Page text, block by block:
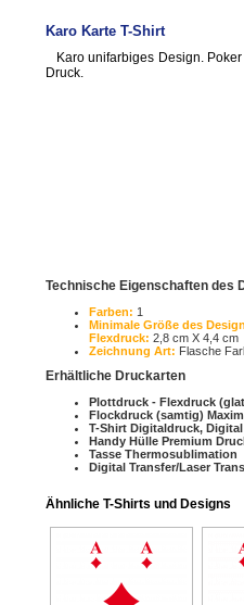
Karo Karte T-Shirt
Karo unifarbiges Design.
Druck.
Technische Eigenschaften des
Farben: 1
Minimale Größe des
Flexdruck: 2,8 cm X 4,4 cm
Zeichnung Art: Flasche
Erhältliche Druckarten
Plottdruck - Flexdruck
Flockdruck (samtig)
T-Shirt Digitaldruck,
Handy Hülle Premium
Tasse Thermosublimation
Digital Transfer/Laser
Ähnliche T-Shirts und Designs